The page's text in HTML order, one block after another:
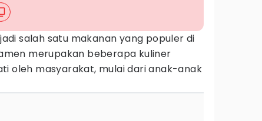
salah satu makanan yang populer di
merupakan beberapa kuliner
oleh masyarakat, mulai dari anak-anak